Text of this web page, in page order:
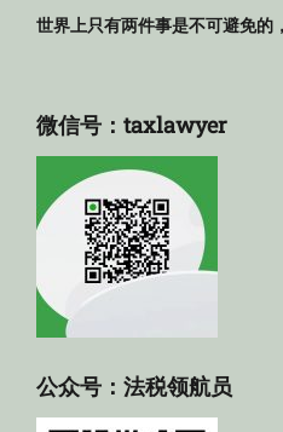
世界上只有两件事是不可避免的
微信号：taxlawyer
公众号：法税领航员